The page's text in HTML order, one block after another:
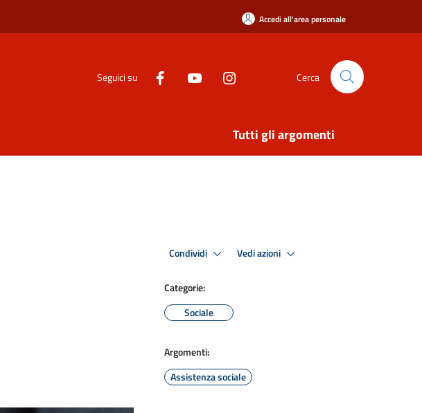
Accedi all'area personale
Seguici su Cerca
Tutti gli argomenti
Condividi Vedi azioni
Categorie:
Sociale
Argomenti:
Assistenza sociale